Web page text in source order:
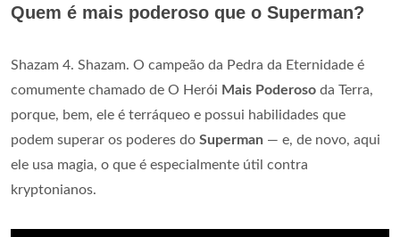
Quem é mais poderoso que o Superman?
Shazam 4. Shazam. O campeão da Pedra da Eternidade é
comumente chamado de O Herói Mais Poderoso da Terra,
porque, bem, ele é terráqueo e possui habilidades que
podem superar os poderes do Superman — e, de novo, aqui
ele usa magia, o que é especialmente útil contra
kryptonianos.